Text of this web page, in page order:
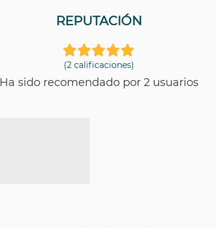
REPUTACIÓN
(2 calificaciones)
Ha sido recomendado por 2 usuarios